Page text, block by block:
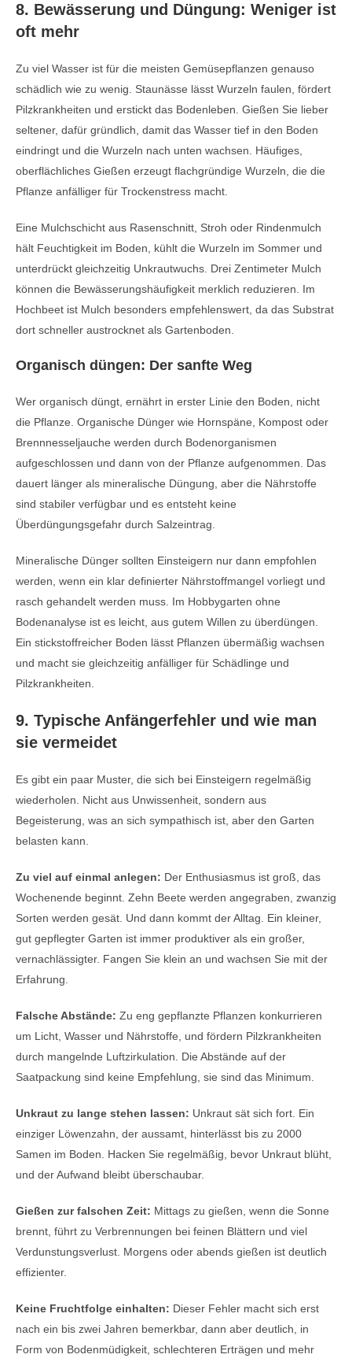
8. Bewässerung und Düngung: Weniger ist
oft mehr
Zu viel Wasser ist für die meisten Gemüsepflanzen genauso
schädlich wie zu wenig. Staunässe lässt Wurzeln faulen, fördert
Pilzkrankheiten und erstickt das Bodenleben. Gießen Sie lieber
seltener, dafür gründlich, damit das Wasser tief in den Boden
eindringt und die Wurzeln nach unten wachsen. Häufiges,
oberflächliches Gießen erzeugt flachgründige Wurzeln, die die
Pflanze anfälliger für Trockenstress macht.
Eine Mulchschicht aus Rasenschnitt, Stroh oder Rindenmulch
hält Feuchtigkeit im Boden, kühlt die Wurzeln im Sommer und
unterdrückt gleichzeitig Unkrautwuchs. Drei Zentimeter Mulch
können die Bewässerungshäufigkeit merklich reduzieren. Im
Hochbeet ist Mulch besonders empfehlenswert, da das Substrat
dort schneller austrocknet als Gartenboden.
Organisch düngen: Der sanfte Weg
Wer organisch düngt, ernährt in erster Linie den Boden, nicht
die Pflanze. Organische Dünger wie Hornspäne, Kompost oder
Brennnesseljauche werden durch Bodenorganismen
aufgeschlossen und dann von der Pflanze aufgenommen. Das
dauert länger als mineralische Düngung, aber die Nährstoffe
sind stabiler verfügbar und es entsteht keine
Überdüngungsgefahr durch Salzeintrag.
Mineralische Dünger sollten Einsteigern nur dann empfohlen
werden, wenn ein klar definierter Nährstoffmangel vorliegt und
rasch gehandelt werden muss. Im Hobbygarten ohne
Bodenanalyse ist es leicht, aus gutem Willen zu überdüngen.
Ein stickstoffreicher Boden lässt Pflanzen übermäßig wachsen
und macht sie gleichzeitig anfälliger für Schädlinge und
Pilzkrankheiten.
9. Typische Anfängerfehler und wie man
sie vermeidet
Es gibt ein paar Muster, die sich bei Einsteigern regelmäßig
wiederholen. Nicht aus Unwissenheit, sondern aus
Begeisterung, was an sich sympathisch ist, aber den Garten
belasten kann.
Zu viel auf einmal anlegen: Der Enthusiasmus ist groß, das
Wochenende beginnt. Zehn Beete werden angegraben, zwanzig
Sorten werden gesät. Und dann kommt der Alltag. Ein kleiner,
gut gepflegter Garten ist immer produktiver als ein großer,
vernachlässigter. Fangen Sie klein an und wachsen Sie mit der
Erfahrung.
Falsche Abstände: Zu eng gepflanzte Pflanzen konkurrieren
um Licht, Wasser und Nährstoffe, und fördern Pilzkrankheiten
durch mangelnde Luftzirkulation. Die Abstände auf der
Saatpackung sind keine Empfehlung, sie sind das Minimum.
Unkraut zu lange stehen lassen: Unkraut sät sich fort. Ein
einziger Löwenzahn, der aussamt, hinterlässt bis zu 2000
Samen im Boden. Hacken Sie regelmäßig, bevor Unkraut blüht,
und der Aufwand bleibt überschaubar.
Gießen zur falschen Zeit: Mittags zu gießen, wenn die Sonne
brennt, führt zu Verbrennungen bei feinen Blättern und viel
Verdunstungsverlust. Morgens oder abends gießen ist deutlich
effizienter.
Keine Fruchtfolge einhalten: Dieser Fehler macht sich erst
nach ein bis zwei Jahren bemerkbar, dann aber deutlich, in
Form von Bodenmüdigkeit, schlechteren Erträgen und mehr